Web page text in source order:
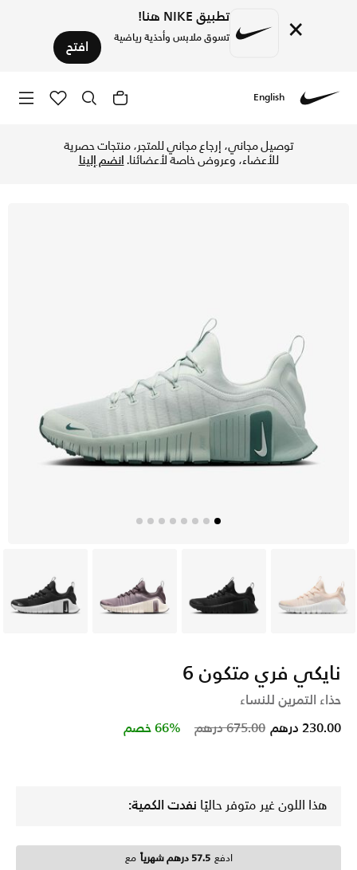
× تطبيق NIKE هنا!
تسوق ملابس وأحذية رياضية افتح
English
توصيل مجاني، إرجاع مجاني للمتجر، منتجات حصرية
للأعضاء، وعروض خاصة لأعضائنا.انضم إلينا
أبيض أسود بنى أسود
نايكي فري متكون 6
حذاء التمرين للنساء
Price reduced from
675.00 درهم to 230.00 درهم 66% خصم
هذا اللون غير متوفر حاليًا نفدت الكمية:
ادفع 57.5 درهم شهرياً مع